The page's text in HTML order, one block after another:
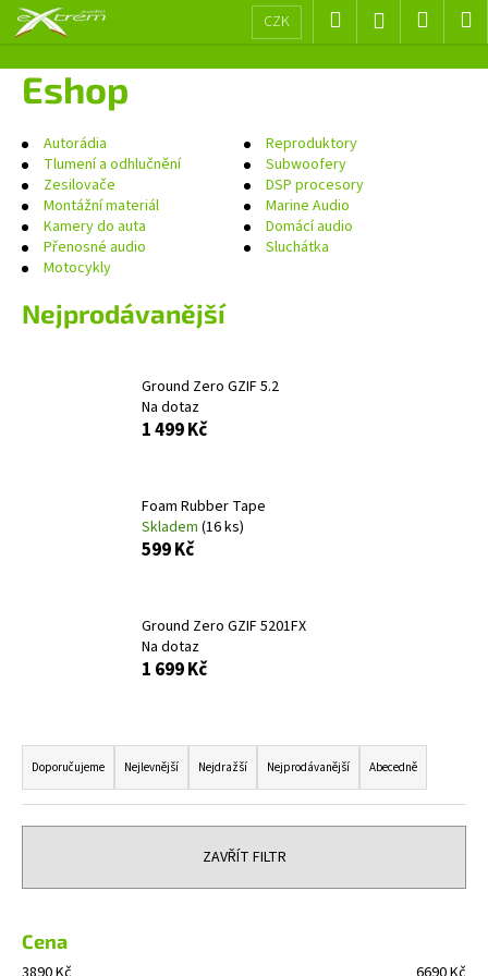
Přejít
CZK Hledat Přihlášení
košík
Eshop
Autorádia
Reproduktory
Tlumení a odhlučnění
Subwoofery
Zesilovače
DSP procesory
Montážní materiál
Marine Audio
Kamery do auta
Domácí audio
Přenosné audio
Sluchátka
Motocykly
Nejprodávanější
Ground Zero GZIF 5.2
Na dotaz
1 499 Kč
Foam Rubber Tape
Skladem (16 ks)
599 Kč
Ground Zero GZIF 5201FX
Na dotaz
1 699 Kč
Ř
a
z
e
í
r
o
Doporučujeme Nejlevnější Nejdražší Nejprodávanější Abecedně
ZAVŘÍT FILTR
Cena
š
o
p
o
t
ř
b
HLEDAT
D
p
r
u